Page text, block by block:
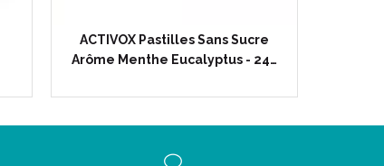
ACTIVOX Pastilles Sans Sucre
Arôme Menthe Eucalyptus - 24…